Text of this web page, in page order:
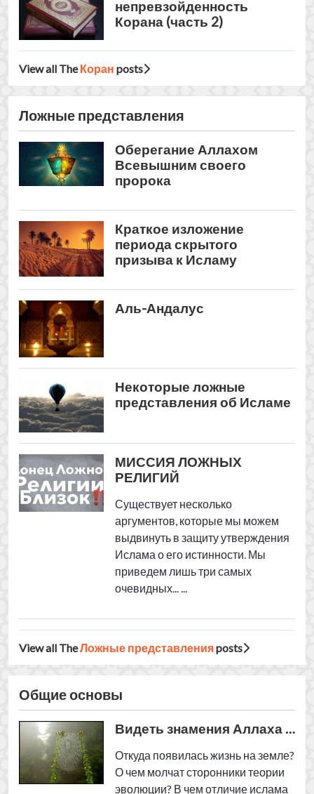
Краткое изложение
призыва к Исламу
Аль-Андалус
Некоторые ложные
МИССИЯ ЛОЖНЫХ
Существует несколько
приведем лишь три самых
очевидных... ...
View all TheЛожные представленияposts
Общие основы
Видеть знамения Аллаха …
Откуда появилась жизнь на земле?
О чем молчат сторонники теории
эволюции? В чем отличие ислама
сожалеют материалисты? ...
Первая заповедь
В чем разница между
Личная гигиена в Исламе и
Христианстве (4)